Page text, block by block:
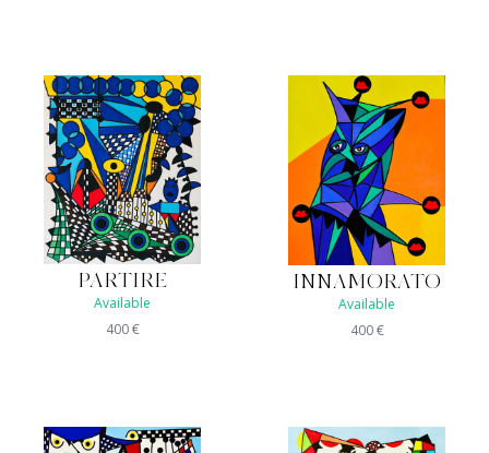
PARTIRE
Available
400€
INNAMORATO
Available
400€